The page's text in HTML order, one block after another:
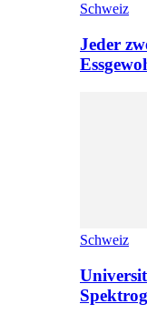
Schweiz
Jeder
Schweiz